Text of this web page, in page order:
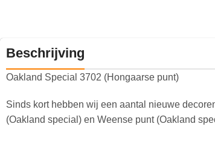
Beschrijving
Oakland Special 3702 (Hongaarse punt)
Sinds kort hebben wij een aantal nieuwe
(Oakland special) en Weense punt (Oakland